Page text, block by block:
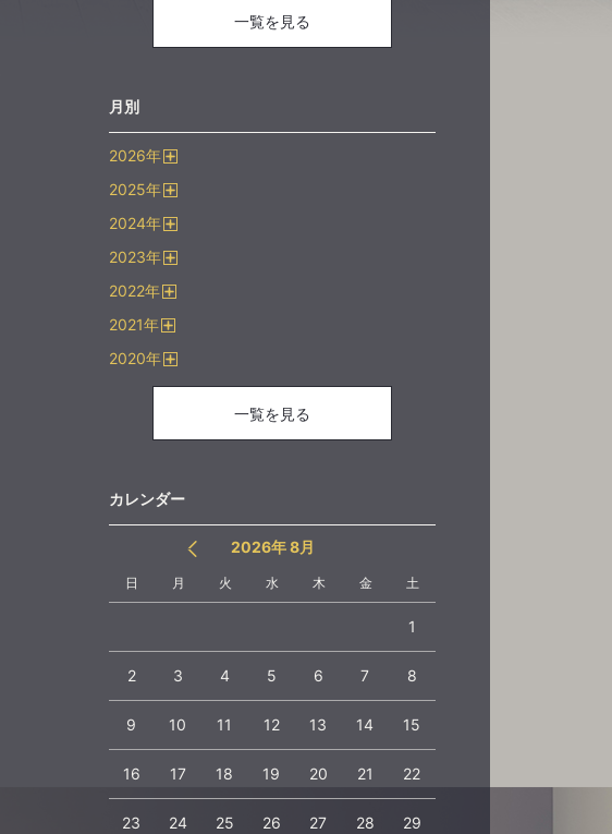
一覧を見る
月別
2026年
2025年
2024年
2023年
2022年
2021年
2020年
一覧を見る
カレンダー
2026年 8月
日 月 火 水 木 金 土
1
2 3 4 5 6 7 8
9 10 11 12 13 14 15
16 17 18 19 20 21 22
23 24 25 26 27 28 29